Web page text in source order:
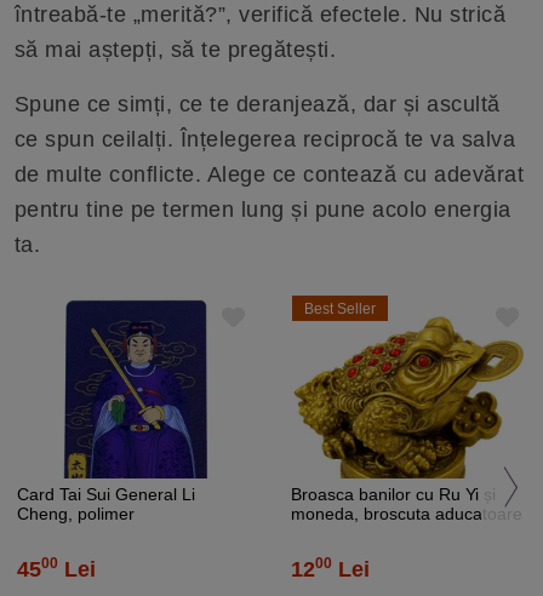
întreabă-te „merită?”, verifică efectele. Nu strică
să mai aștepți, să te pregătești.
Spune ce simți, ce te deranjează, dar și ascultă
ce spun ceilalți. Înțelegerea reciprocă te va salva
de multe conflicte. Alege ce contează cu adevărat
pentru tine pe termen lung și pune acolo energia
ta.
Card Tai Sui General Li
Cheng, polimer
4500 Lei
Best Seller
Broasca banilor cu Ru Yi și
moneda, broscuta aducatoare
1200 Lei